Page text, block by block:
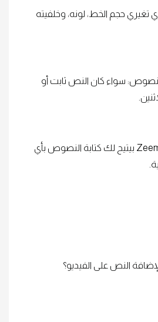
تغيري حجم الخط، لونه، وخلفيته
سواء كان النص ثابت أو
دعم اللغات المختلفة: Zeemo بيتيح لك كتابة النصوص بأي